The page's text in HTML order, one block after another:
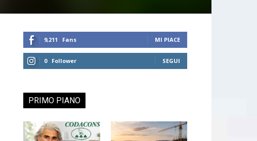
9,211 Fans MI PIACE
0 Follower SEGUI
PRIMO PIANO